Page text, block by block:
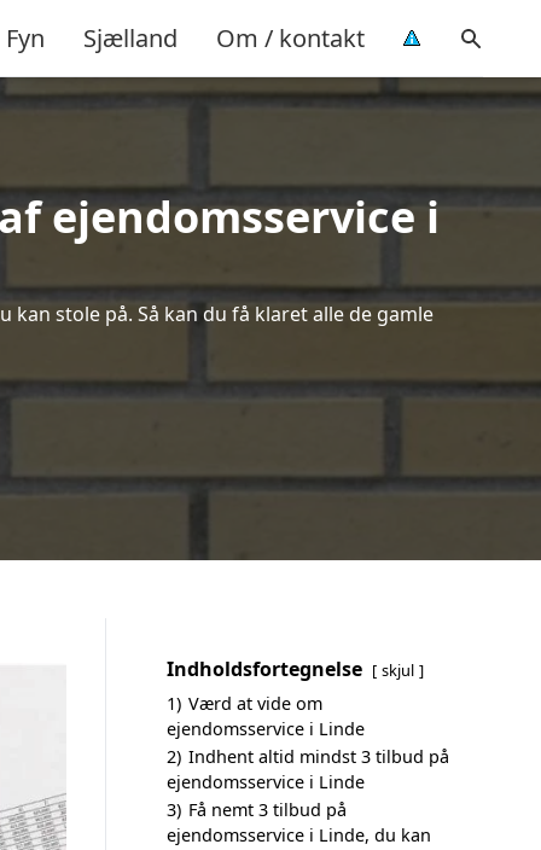
Fyn Sjælland Om / kontakt
ejendomsservice i
stole på. Så kan du få klaret alle de gamle
Indholdsfortegnelse skjul
1) Værd at vide om
ejendomsservice i Linde
2) Indhent altid mindst 3 tilbud på
ejendomsservice i Linde
3) Få nemt 3 tilbud på
ejendomsservice i Linde, du kan